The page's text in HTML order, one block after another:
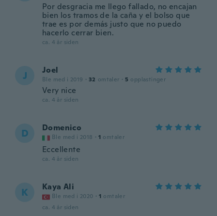
Por desgracia me llego fallado, no encajan
bien los tramos de la caña y el bolso que
trae es por demás justo que no puedo
hacerlo cerrar bien.
ca. 4 år siden
J Joel
Ble med i 2019 · 32 omtaler · 5 opplastinger
Very nice
ca. 4 år siden
D Domenico
Ble med i 2018 · 1 omtaler
Eccellente
ca. 4 år siden
K Kaya Ali
Ble med i 2020 · 1 omtaler
ca. 4 år siden